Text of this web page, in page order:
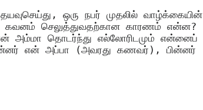
ஒரு நபர் முதலில் வாழ்க்கையின்
கவனம் செலுத்துவதற்கான காரணம் என்ன?
தொடர்ந்து எல்லோரிடமும் என்னைப்
பின்னர் என் அப்பா (அவரது கணவர்), பின்னர்